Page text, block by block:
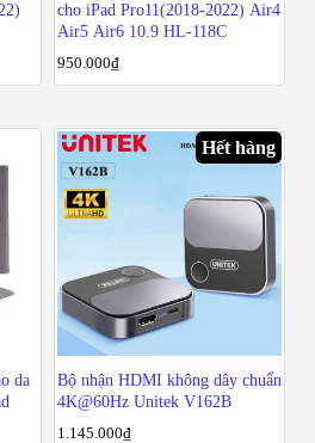
cho iPad Pro11(2018-2022) Air4
Air5 Air6 10.9 HL-118C
950.000₫
da
Hết hàng
Bộ nhận HDMI không dây chuẩn
4K@60Hz Unitek V162B
1.145.000₫